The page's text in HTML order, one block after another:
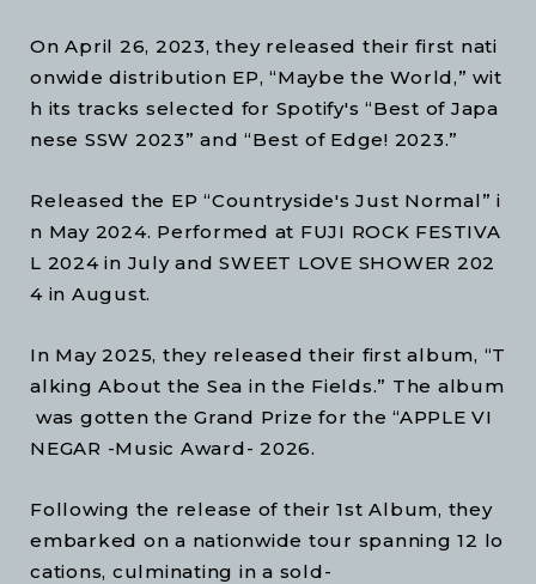
On April 26, 2023, they released their first nati
onwide distribution EP, “Maybe the World,” wit
h its tracks selected for Spotify's “Best of Japa
nese SSW 2023” and “Best of Edge! 2023.”
Released the EP “Countryside's Just Normal” i
n May 2024. Performed at FUJI ROCK FESTIVA
L 2024 in July and SWEET LOVE SHOWER 202
4 in August.
In May 2025, they released their first album, “T
alking About the Sea in the Fields.” The album
was gotten the Grand Prize for the “APPLE VI
NEGAR -Music Award- 2026.
Following the release of their 1st Album, they
embarked on a nationwide tour spanning 12 lo
cations, culminating in a sold-